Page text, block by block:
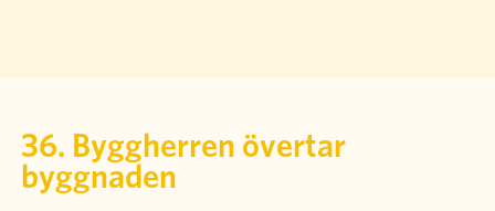
36. Byggherren övertar
byggnaden